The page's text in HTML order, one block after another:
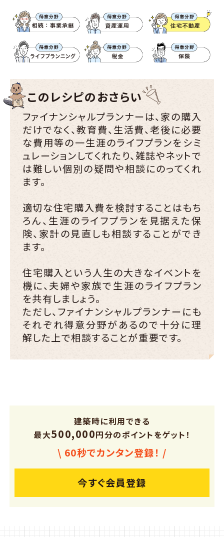
このレシピのおさらい
ファイナンシャルプランナーは、家の購入
だけでなく、教育費、生活費、老後に必要
な費用等の一生涯のライフプランをシミ
ュレーションしてくれたり、雑誌やネットで
は難しい個別の疑問や相談にのってくれ
ます。
適切な住宅購入費を検討することはもち
ろん、生涯のライフプランを見据えた保
険、家計の見直しも相談することができ
ます。
住宅購入という人生の大きなイベントを
機に、夫婦や家族で生涯のライフプラン
を共有しましょう。
ただし、ファイナンシャルプランナーにも
それぞれ得意分野があるので十分に理
解した上で相談することが重要です。
建築時に利用できる
最大500,000円分のポイントをゲット！
\ 60秒でカンタン登録！ /
今すぐ会員登録